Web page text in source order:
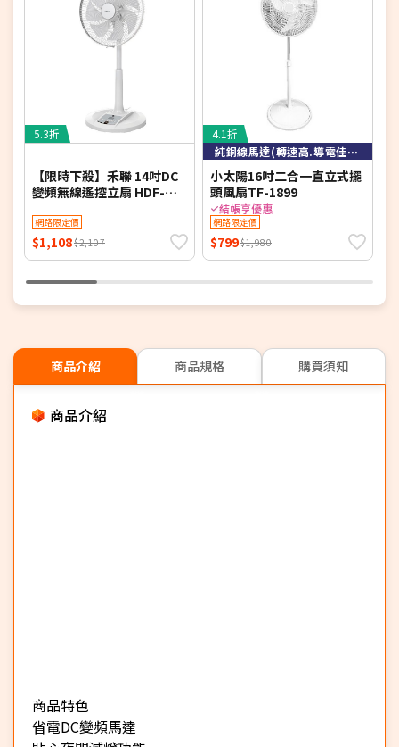
5.3折
【限時下殺】禾聯 14吋DC
變頻無線遙控立扇 HDF-
14AH770/HDF-14AH780)
網路限定價
$1,108$2,107
4.1折
純銅線馬達(轉速高.導電佳.散熱快)
小太陽16吋二合一直立式擺
頭風扇TF-1899
結帳享優惠
網路限定價
$799$1,980
商品介紹 商品規格 購買須知
商品介紹
商品特色
省電DC變頻馬達